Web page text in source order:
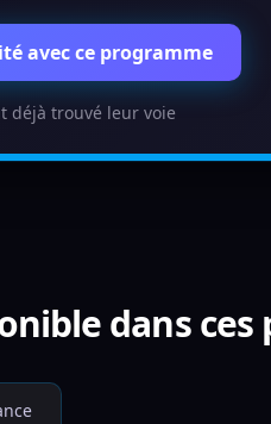
avec ce programme
déjà trouvé leur voie
dans ces